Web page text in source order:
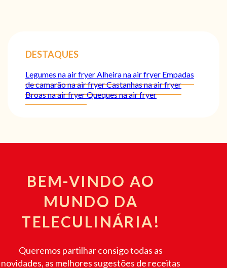
DESTAQUES
Legumes na air fryerAlheira na air fryer Empadas
de camarão na air fryerCastanhas na air fryer
Broas na air fryerQueques na air fryer
BEM-VINDO AO
MUNDO DA
TELECULINÁRIA!
Queremos partilhar consigo todas as
novidades, as melhores sugestões de receitas